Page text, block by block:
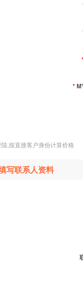
*
,按直接客户身份计算价格
写联系人资料